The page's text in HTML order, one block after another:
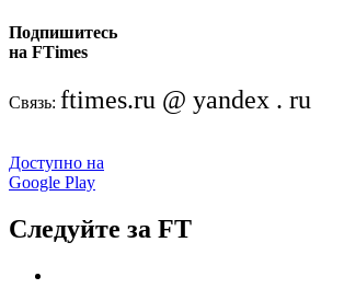
Подпишитесь
на FTimes
Связь: ftimes.ru @ yandex . ru
Доступно на
Google Play
Следуйте за FT